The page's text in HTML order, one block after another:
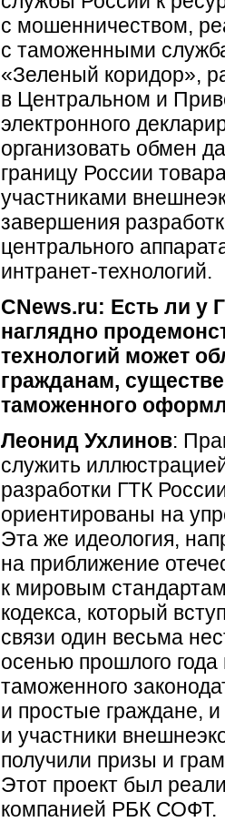
с мошенничеством,
с таможенными
«Зеленый коридор»,
в Центральном и
электронного
организовать обмен
границу России
участниками
завершения
центрального
интранет-технологий.
CNews.ru: Есть ли у
наглядно
технологий может
гражданам,
таможенного
Леонид Ухлинов:
служить
разработки ГТК
ориентированы на
Эта же идеология,
на приближение
к мировым
кодекса, который
связи один весьма
осенью прошлого
таможенного
и простые граждане,
и участники
получили призы и
Этот проект был
компанией РБК СОФТ.